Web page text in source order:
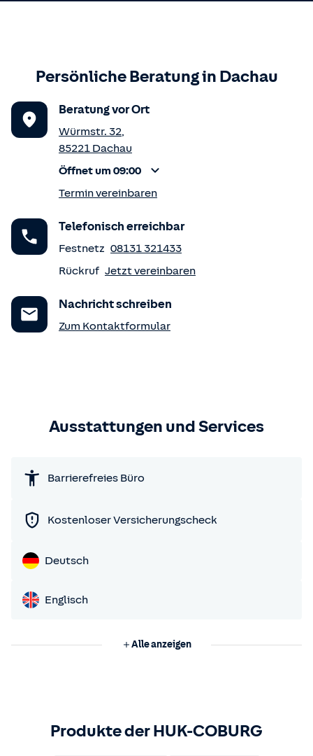
Persönliche Beratung in Dachau
Beratung vor Ort
Würmstr. 32,
85221 Dachau
Öffnet um 09:00
Termin vereinbaren
Telefonisch erreichbar
Festnetz 08131 321433
Rückruf Jetzt vereinbaren
Nachricht schreiben
Zum Kontaktformular
Ausstattungen und Services
Barrierefreies Büro
Kostenloser Versicherungscheck
Deutsch
Englisch
Alle anzeigen
Produkte der HUK-COBURG